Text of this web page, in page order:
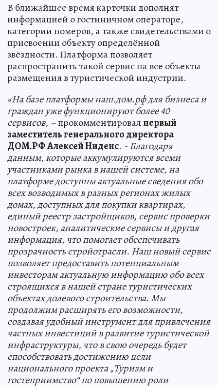
В ближайшее время карточки дополнят
информацией о гостиничном операторе,
категории номеров, а также свидетельствами о
присвоении объекту определённой
звёздности. Платформа позволяет
распространить такой сервис на все объекты
размещения в туристической индустрии.
«На базе платформы наш.дом.рф для бизнеса и
граждан уже функционируют более 40
сервисов, –прокомментировалпервый
заместитель генерального директора
ДОМ.РФ Алексей Ниденс. - Благодаря
данным, которые аккумулируются всеми
участниками рынка в нашей системе, на
платформе доступны актуальные сведения обо
всех возводимых в разных регионах жилых
домах, доступных для покупки квартирах,
единый реестр застройщиков, сервис проверки
новостроек, аналитические сервисы и другая
информация, что помогает обеспечивать
прозрачность стройотрасли. Наш новый сервис
позволяет предоставить потенциальным
инвесторам актуальную информацию обо всех
строящихся в нашей стране туристических
объектах долевого строительства. Мы
продолжим расширять его возможности,
создавая удобный инструмент для привлечения
частных инвестиций в развитие туристической
инфраструктуры, что в свою очередь будет
способствовать достижению цели
национального проекта „Туризм и
гостеприимство“ по повышению роли